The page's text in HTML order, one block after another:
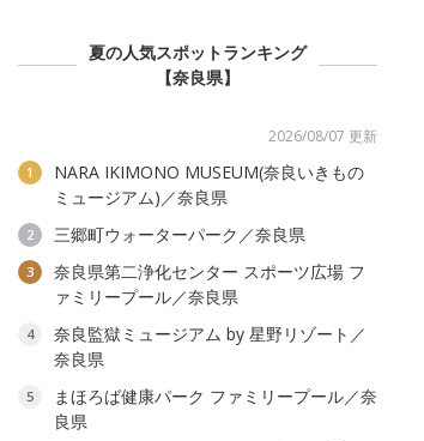
夏の人気スポットランキング
【奈良県】
2026/08/07 更新
1
NARA IKIMONO MUSEUM(奈良いきもの
ミュージアム)／奈良県
2 三郷町ウォーターパーク／奈良県
3
奈良県第二浄化センター スポーツ広場 フ
ァミリープール／奈良県
4
奈良監獄ミュージアム by 星野リゾート／
奈良県
5
まほろば健康パーク ファミリープール／奈
良県